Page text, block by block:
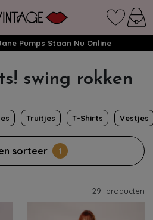
Pumps Staan Nu Online
swing rokken
Truitjes T-Shirts Vestjes
sorteer 1
29 producten